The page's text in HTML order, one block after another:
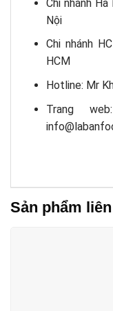
Chi nhánh
Nội
Chi nhánh
HCM
Hotline: Mr
Trang
Sản phẩm